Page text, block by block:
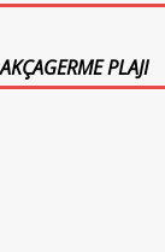
AKÇAGERME PLAJI